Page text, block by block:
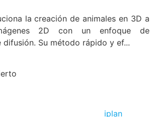
la creación de animales en 3D a
2D con un enfoque de
difusión. Su método rápido y ef...